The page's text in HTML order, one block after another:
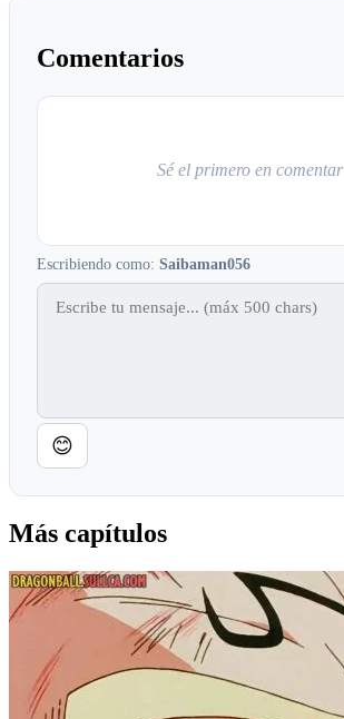
Comentarios
Sé el primero en comentar
Escribiendo como: Saibaman056
😊
Más capítulos